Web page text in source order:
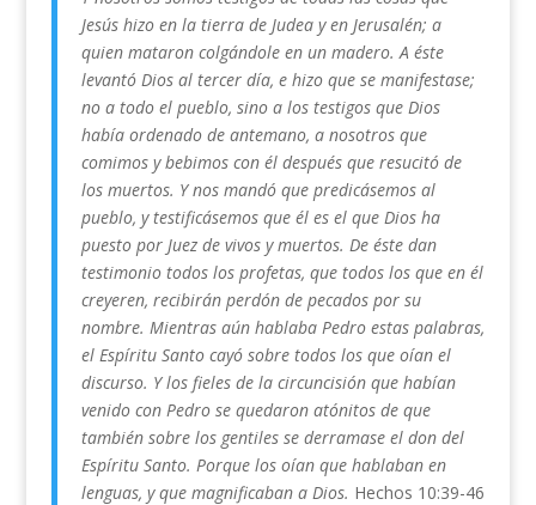
Jesús hizo en la tierra de Judea y en Jerusalén; a
quien mataron colgándole en un madero. A éste
levantó Dios al tercer día, e hizo que se manifestase;
no a todo el pueblo, sino a los testigos que Dios
había ordenado de antemano, a nosotros que
comimos y bebimos con él después que resucitó de
los muertos. Y nos mandó que predicásemos al
pueblo, y testificásemos que él es el que Dios ha
puesto por Juez de vivos y muertos. De éste dan
testimonio todos los profetas, que todos los que en él
creyeren, recibirán perdón de pecados por su
nombre. Mientras aún hablaba Pedro estas palabras,
el Espíritu Santo cayó sobre todos los que oían el
discurso. Y los fieles de la circuncisión que habían
venido con Pedro se quedaron atónitos de que
también sobre los gentiles se derramase el don del
Espíritu Santo. Porque los oían que hablaban en
lenguas, y que magnificaban a Dios. Hechos 10:39-46